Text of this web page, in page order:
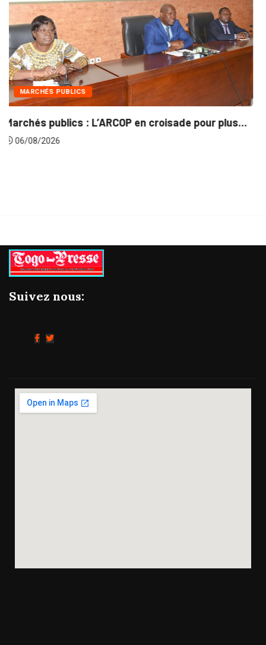
plus...
Gestion concertée et durable du Bassin
Suivez nous: